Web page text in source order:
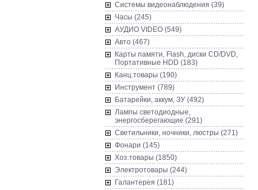
Системы видеонаблюдения (39)
Часы (245)
AУДИО VIDEO (549)
Авто (467)
Карты памяти, Flash, диски CD/DVD,
Портативные HDD (183)
Канц.товары (190)
Инструмент (789)
Батарейки, аккум, ЗУ (492)
Лампы светодиодные,
энергосберегающие (291)
Светильники, ночники, люстры (271)
Фонари (145)
Хоз.товары (1850)
Электротовары (244)
Галантерея (181)